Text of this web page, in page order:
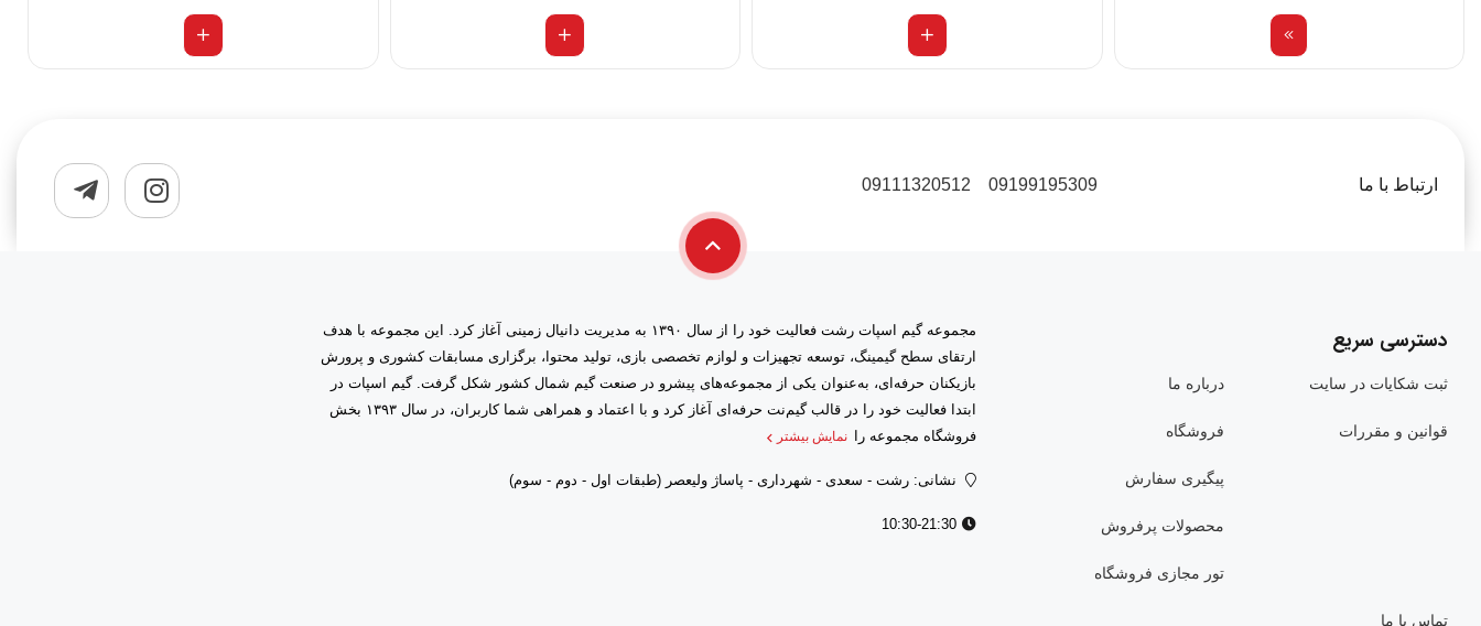
ارتباط با ما 09199195309
09111320512
دسترسی سریع
ثبت شکایات در سایت درباره ما
قوانین و مقررات فروشگاه
پیگیری سفارش
محصولات پرفروش
تور مجازی فروشگاه
تماس با ما
مجموعه گیم اسپات رشت فعالیت خود را از سال ۱۳۹۰ به مدیریت دانیال زمینی آغاز کرد. این مجموعه با هدف
ارتقای سطح گیمینگ، توسعه تجهیزات و لوازم تخصصی بازی، تولید محتوا، برگزاری مسابقات کشوری و پرورش
بازیکنان حرفه‌ای، به‌عنوان یکی از مجموعه‌های پیشرو در صنعت گیم شمال کشور شکل گرفت. گیم اسپات در
ابتدا فعالیت خود را در قالب گیم‌نت حرفه‌ای آغاز کرد و با اعتماد و همراهی شما کاربران، در سال ۱۳۹۳ بخش
فروشگاه مجموعه را نمایش بیشتر
نشانی: رشت - سعدى - شهرداری - پاساژ ولیعصر (طبقات اول - دوم - سوم)
10:30-21:30